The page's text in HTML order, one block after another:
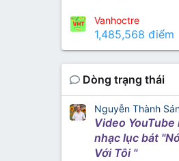
Vanhoctre
1,485,568 điểm
Dòng trạng thái
Nguyễn Thành
Video
nhạc lục bát
Với Tôi "